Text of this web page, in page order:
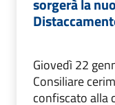
sorgerà la
Giovedì 22
Consiliare
confiscato alla